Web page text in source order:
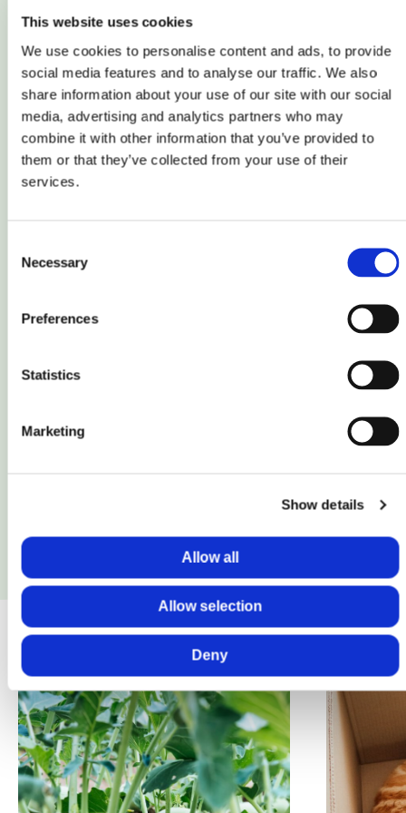
This website uses cookies
We use cookies to personalise content and ads, to provide
social media features and to analyse our traffic. We also
share information about your use of our site with our social
media, advertising and analytics partners who may
combine it with other information that you’ve provided to
them or that they’ve collected from your use of their
services.
Selection
Necessary
Preferences
Statistics
Marketing
Show details
Allow all
Allow selection
Deny
taxateurs en maak gebruik van onze expertise.
Vrijblijvend Advies
Ons Team